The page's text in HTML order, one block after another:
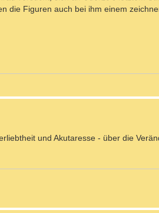
die Figuren auch bei ihm einem
und Akutaresse - über die